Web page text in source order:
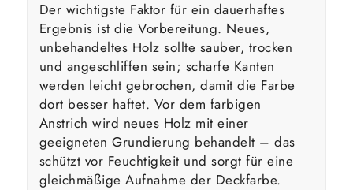
Der wichtigste Faktor für ein dauerhaftes
Ergebnis ist die Vorbereitung. Neues,
unbehandeltes Holz sollte sauber, trocken
und angeschliffen sein; scharfe Kanten
werden leicht gebrochen, damit die Farbe
dort besser haftet. Vor dem farbigen
Anstrich wird neues Holz mit einer
geeigneten Grundierung behandelt – das
schützt vor Feuchtigkeit und sorgt für eine
gleichmäßige Aufnahme der Deckfarbe.